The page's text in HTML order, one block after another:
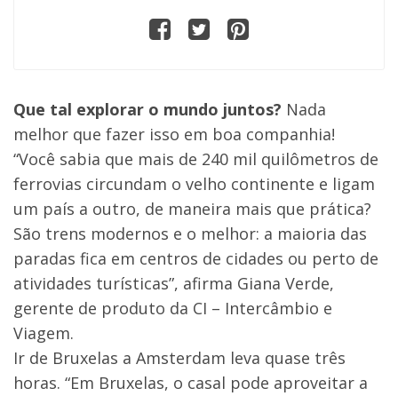
Que tal explorar o mundo juntos? Nada
melhor que fazer isso em boa companhia!
“Você sabia que mais de 240 mil quilômetros de
ferrovias circundam o velho continente e ligam
um país a outro, de maneira mais que prática?
São trens modernos e o melhor: a maioria das
paradas fica em centros de cidades ou perto de
atividades turísticas”, afirma Giana Verde,
gerente de produto da CI – Intercâmbio e
Viagem.
Ir de Bruxelas a Amsterdam leva quase três
horas. “Em Bruxelas, o casal pode aproveitar a